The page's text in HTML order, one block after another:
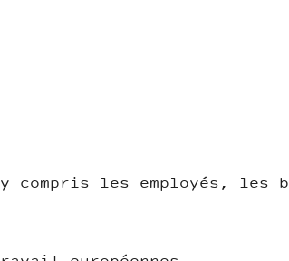
compris les employés, les